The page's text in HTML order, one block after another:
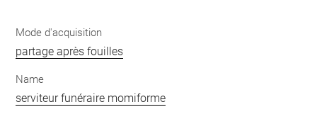
Mode d'acquisition
partage après fouilles
Name
serviteur funéraire momiforme